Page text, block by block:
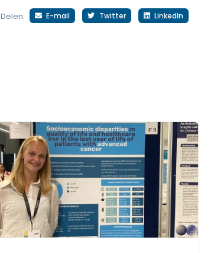
Delen: E-mail Twitter LinkedIn